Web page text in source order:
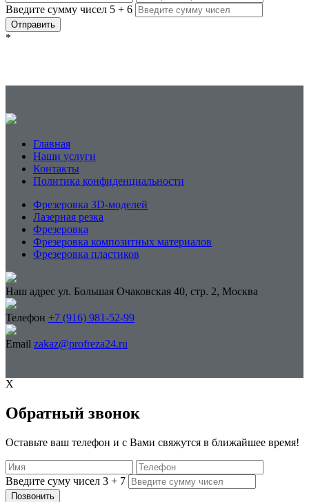
Введите сумму чисел 5 + 6
Отправить
*
Главная
Наши услуги
Контакты
Политика конфиденциальности
Фрезеровка 3D-моделей
Лазерная резка
Фрезеровка
Фрезеровка композитных материалов
Фрезеровка пластиков
Наш адрес ул. Большая Очаковская 40, стр. 2, Москва
Телефон +7 (916) 981-52-99
Email zakaz@profreza24.ru
X
Обратный звонок
Оставьте ваш телефон и с Вами свяжутся в ближайшее время!
Введите суму чисел 3 + 7
Позвонить